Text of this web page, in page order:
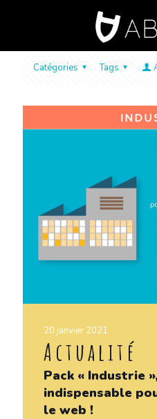
Catégories Tags
20 janvier 2021
Actualité
Pack « Industrie
indispensable
le web !